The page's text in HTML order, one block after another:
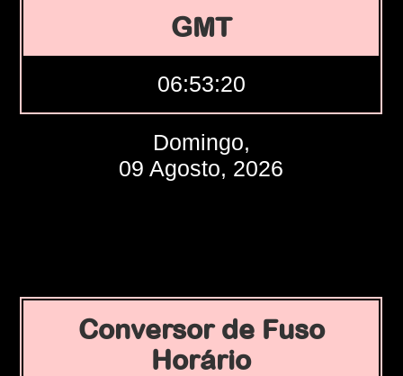
GMT
06:53:21
Domingo,
09 Agosto, 2026
Conversor de Fuso
Horário